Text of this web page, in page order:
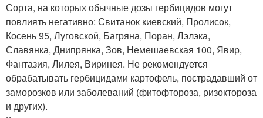
Сорта, на которых обычные дозы гербицидов могут
повлиять негативно: Свитанок киевский, Пролисок,
Косень 95, Луговской, Багряна, Поран, Лэлэка,
Славянка, Днипрянка, Зов, Немешаевская 100, Явир,
Фантазия, Лилея, Виринея. Не рекомендуется
обрабатывать гербицидами картофель, пострадавший от
заморозков или заболеваний (фитофтороза, ризоктороза
и других).